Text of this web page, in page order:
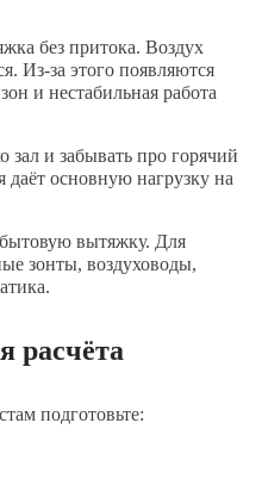
без притока. Воздух
Из-за этого появляются
и нестабильная работа
зал и забывать про горячий
основную нагрузку на
вытяжку. Для
зонты, воздуховоды,
расчёта
подготовьте: